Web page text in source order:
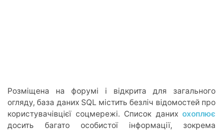
Розміщена на форумі і відкрита для загального
огляду, база даних SQL містить безліч відомостей про
користувачівцієї соцмережі. Список даних охоплює
досить багато особистої інформації, зокрема